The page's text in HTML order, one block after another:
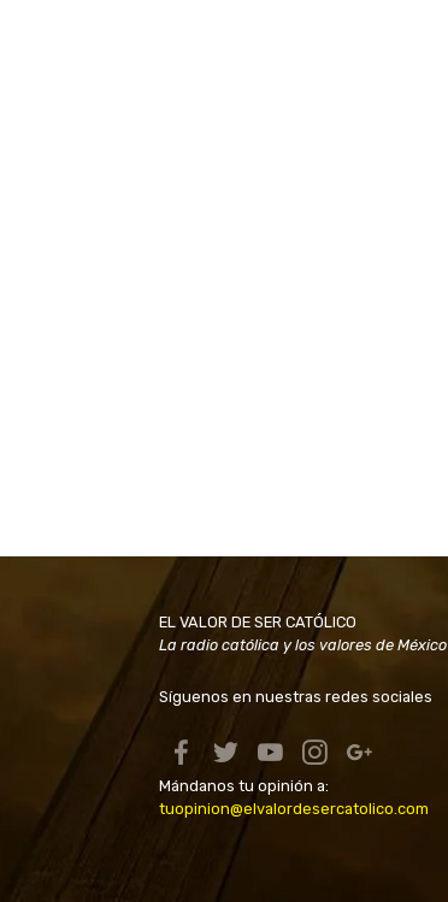
EL VALOR DE SER CATÓLICO
La radio católica y los valores de México
Síguenos en nuestras redes sociales
Mándanos tu opinión a:
tuopinion@elvalordesercatolico.com